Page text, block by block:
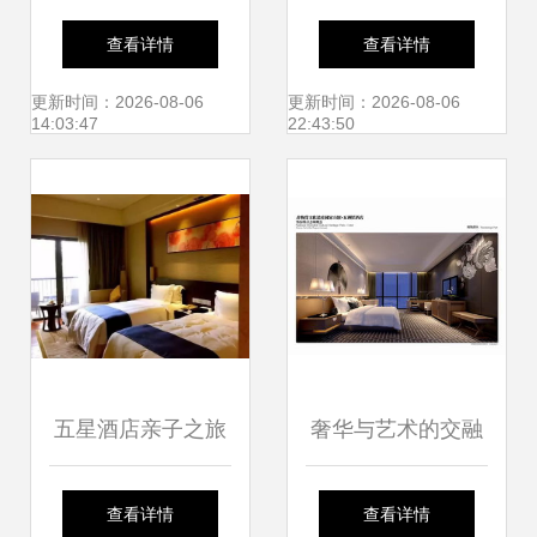
五星级酒店的极致
奢华与个性化服务
查看详情
更新时间：2026-08-06
14:03:47
级酒店排行榜 奢华
体验与口碑之选
查看详情
更新时间：2026-08-06
22:43:50
五星酒店亲子之旅
温泉、美食与欢乐
查看详情
奢华与艺术的交融
揭秘五星酒店设计
查看详情